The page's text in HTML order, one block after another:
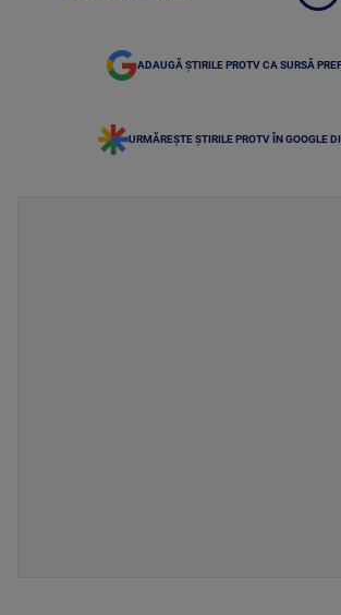
ADAUGĂ ȘTIRILE PROTV CA SURSĂ
URMĂREȘTE ȘTIRILE PROTV ÎN GOOGLE